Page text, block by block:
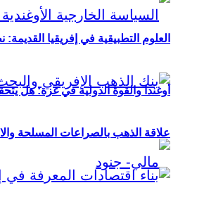
أوغندا والقوة الدولية في غزة: هل
العلوم التطبيقية في إفريقيا
علاقة الذهب بالصراعات المسلحة